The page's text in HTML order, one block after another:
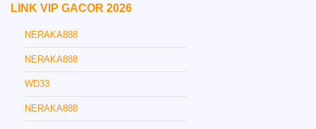
LINK VIP GACOR 2026
NERAKA888
NERAKA888
WD33
NERAKA888